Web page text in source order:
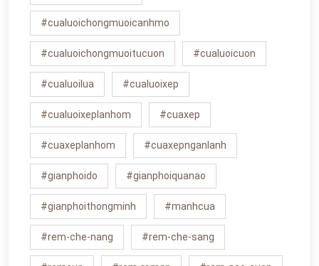
#cualuoichongmuoicanhmo
#cualuoichongmuoitucuon #cualuoicuon
#cualuoilua #cualuoixep
#cualuoixeplanhom #cuaxep
#cuaxeplanhom #cuaxepnganlanh
#gianphoido #gianphoiquanao
#gianphoithongminh #manhcua
#rem-che-nang #rem-che-sang